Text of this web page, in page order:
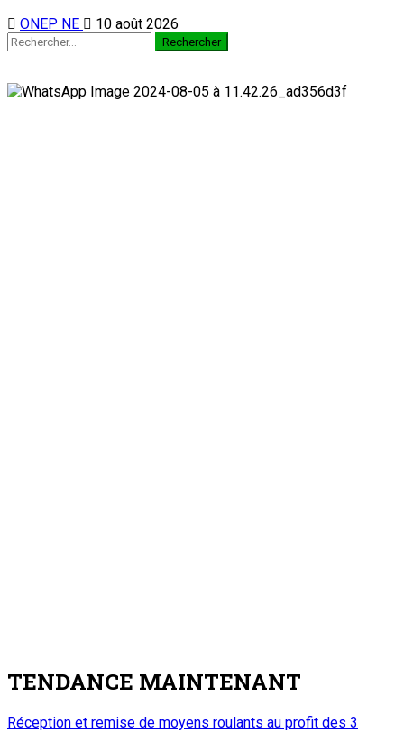
ONEP NE 10 août 2026
TENDANCE MAINTENANT
Réception et remise de moyens roulants au profit des 3